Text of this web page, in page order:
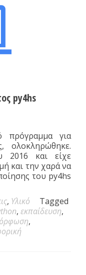
py4hs
πρόγραμμα για
ολοκληρώθηκε.
2016 και είχε
και την χαρά να
του py4hs
, Υλικό
Tagged
, εκπαίδευση,
,